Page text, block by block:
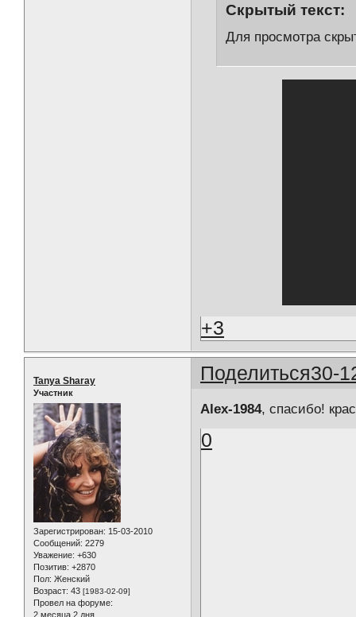
Скрытый текст:
Для просмотра
+3
Поделиться30-
Tanya Sharay
Участник
Зарегистрирован: 15-03-2010
Сообщений: 2279
Уважение: +630
Позитив: +2870
Пол: Женский
Возраст: 43 [1983-02-09]
Провел на форуме:
2 месяца 2 дня
Alex-1984, спасибо!
0